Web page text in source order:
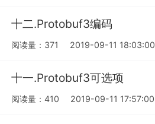
十二.Protobuf3编码
阅读量：371 2019-09-11 18:03:00
十一.Protobuf3可选项
阅读量：410 2019-09-11 17:57:00